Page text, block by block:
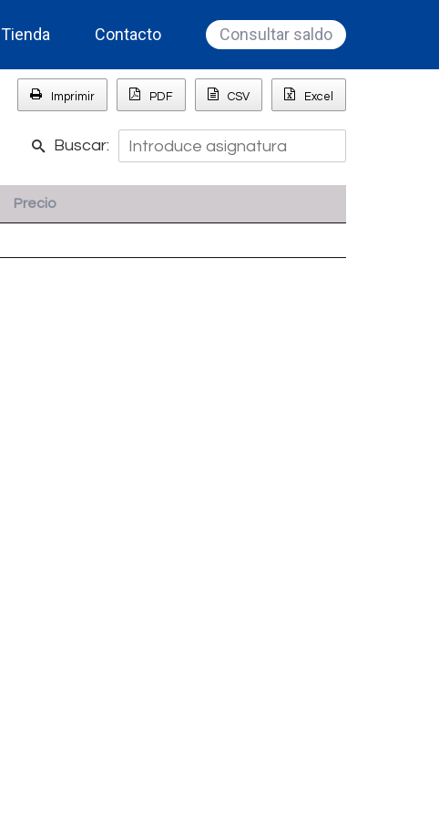
Tienda Contacto Consultar saldo
Excel
CSV
PDF
Imprimir
Buscar:
Precio